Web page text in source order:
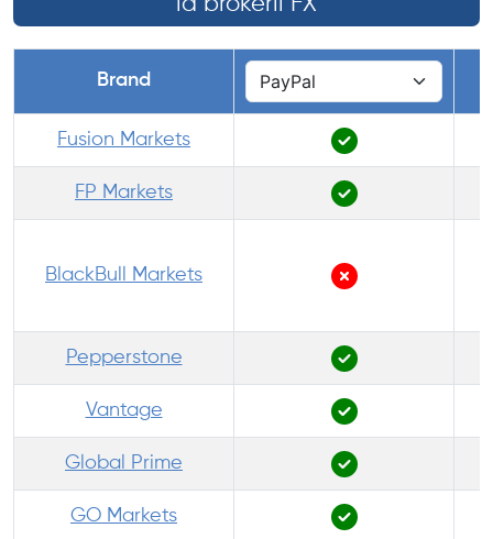
Brand
Fusion Markets
FP Markets
BlackBull Markets
Pepperstone
Vantage
Global Prime
GO Markets